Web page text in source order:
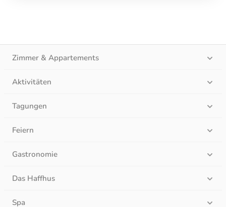
Zimmer & Appartements
Aktivitäten
Tagungen
Feiern
Gastronomie
Das Haffhus
Spa